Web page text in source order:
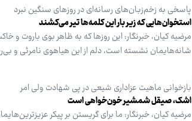
پاسخی به زخم‌زبان‌های رسانه‌ای در روزهای سنگین نبرد
استخوان‌هایی که زیر بار این کلمه‌ها تیر می‌کشند
مرضیه کیان،‌ خبرنگار: این روزها که به ظاهر بوی باروت
شانه‌هایمان نشسته است، دلم از این هیاهوی نامرئی و
بازخوانی ماهیت عزاداری شیعی در پی شهادت ولی امر
اشک، صیقل شمشیر خون‌خواهی است